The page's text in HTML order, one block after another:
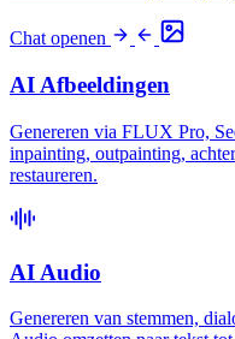
Chat openen
AI Afbeeldingen
Genereren via FLUX Pro,
inpainting, outpainting,
restaureren.
AI Audio
Genereren van stemmen,